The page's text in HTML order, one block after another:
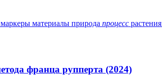
маркеры материалы природа процесс растения
франца рупперта (2024)